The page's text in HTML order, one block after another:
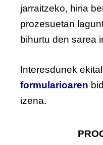
jarraitzeko, hiria
prozesuetan
bihurtu den sarea
Interesdunek
formularioaren
izena.